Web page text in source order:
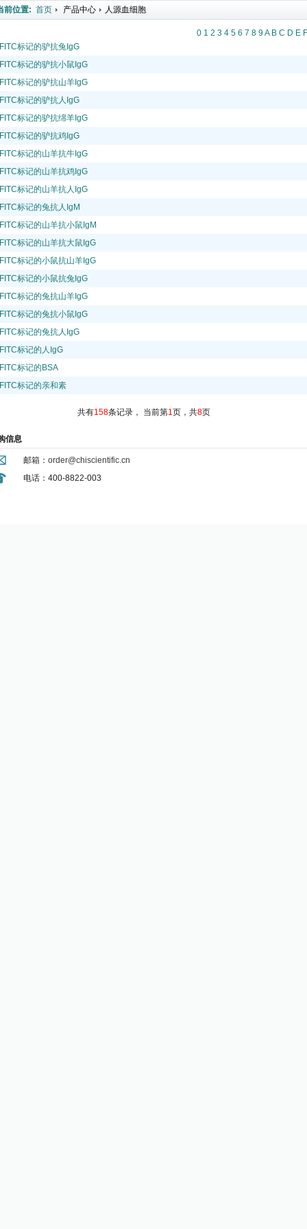
前位置: 首页 产品中心 人源血细胞
0 1 2 3 4 5 6 7 8 9 A B C D E F
FITC标记的驴抗兔IgG
FITC标记的驴抗小鼠IgG
FITC标记的驴抗山羊IgG
FITC标记的驴抗人IgG
FITC标记的驴抗绵羊IgG
FITC标记的驴抗鸡IgG
FITC标记的山羊抗牛IgG
FITC标记的山羊抗鸡IgG
FITC标记的山羊抗人IgG
FITC标记的兔抗人IgM
FITC标记的山羊抗小鼠IgM
FITC标记的山羊抗大鼠IgG
FITC标记的小鼠抗山羊IgG
FITC标记的小鼠抗兔IgG
FITC标记的兔抗山羊IgG
FITC标记的兔抗小鼠IgG
FITC标记的兔抗人IgG
FITC标记的人IgG
FITC标记的BSA
FITC标记的亲和素
共有158条记录， 当前第1页，共8页
信息
邮箱： order@chiscientific.cn
电话：400-8822-003